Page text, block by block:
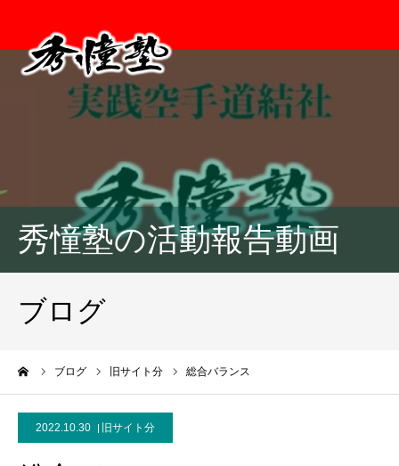
秀憧塾の活動報告動画
ブログ
ブログ 旧サイト分 総合バランス
2022.10.30 旧サイト分